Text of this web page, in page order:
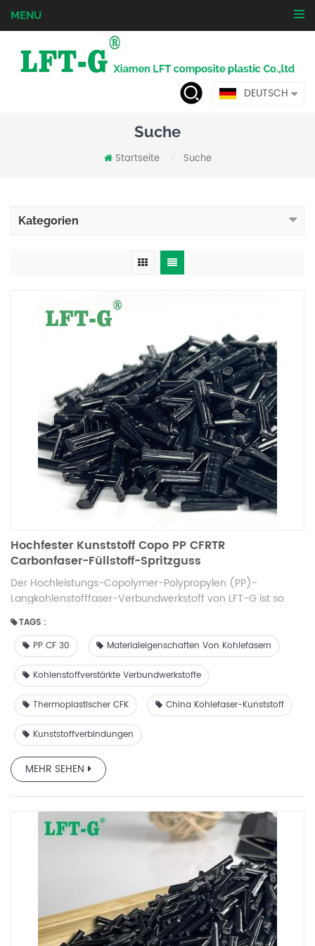
MENU
DEUTSCH
Suche
Startseite Suche
Kategorien
Hochfester Kunststoff Copo PP CFRTR
Carbonfaser-Füllstoff-Spritzguss
Der Hochleistungs-Copolymer-Polypropylen (PP)-
Langkohlenstofffaser-Verbundwerkstoff von LFT-G ist so
Schlagfestigkeit und DimensionsstabilitätDieses Material ist
ideal für Anwendungen, dieleichte und dennoch langlebige
herkömmlichem, kurzfaserverstärktem PP.
TAGS :
PP CF 30
Materialeigenschaften Von Kohlefasern
Kohlenstoffverstärkte Verbundwerkstoffe
Thermoplastischer CFK China Kohlefaser-Kunststoff
Kunststoffverbindungen
MEHR SEHEN